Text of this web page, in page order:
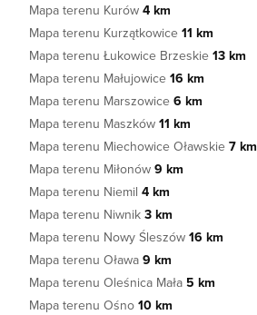
Mapa terenu Kurów 4 km
Mapa terenu Kurzątkowice 11 km
Mapa terenu Łukowice Brzeskie 13 km
Mapa terenu Małujowice 16 km
Mapa terenu Marszowice 6 km
Mapa terenu Maszków 11 km
Mapa terenu Miechowice Oławskie 7 km
Mapa terenu Miłonów 9 km
Mapa terenu Niemil 4 km
Mapa terenu Niwnik 3 km
Mapa terenu Nowy Śleszów 16 km
Mapa terenu Oława 9 km
Mapa terenu Oleśnica Mała 5 km
Mapa terenu Ośno 10 km